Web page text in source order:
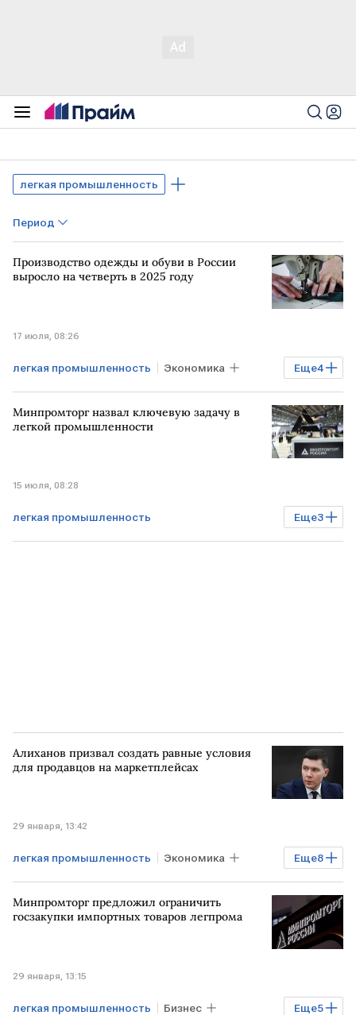
легкая промышленность
Период
Производство одежды и обуви в России
выросло на четверть в 2025 году
17 июля, 08:26
Еще4
легкая промышленность Экономика
Промышленность Бизнес
Минпромторг РОССИЯ
Минпромторг назвал ключевую задачу в
легкой промышленности
15 июля, 08:28
Еще3
легкая промышленность
Промышленность Бизнес
Алиханов призвал создать равные условия
для продавцов на маркетплейсах
29 января, 13:42
Еще8
легкая промышленность Экономика
РОССИЯ РФ Антон Алиханов
Минпромторг Госдума
Минпромторг предложил ограничить
госзакупки импортных товаров легпрома
29 января, 13:15
Еще5
легкая промышленность Бизнес